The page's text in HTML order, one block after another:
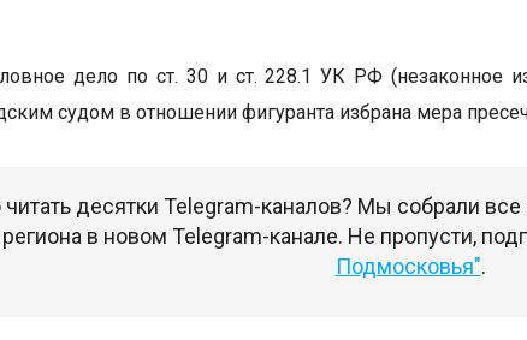
дело по ст. 30 и ст. 228.1 УК РФ (незаконное
судом в отношении фигуранта избрана мера
десятки Telegram-каналов? Мы собрали
в новом Telegram-канале. Не пропусти,
Подмосковья".